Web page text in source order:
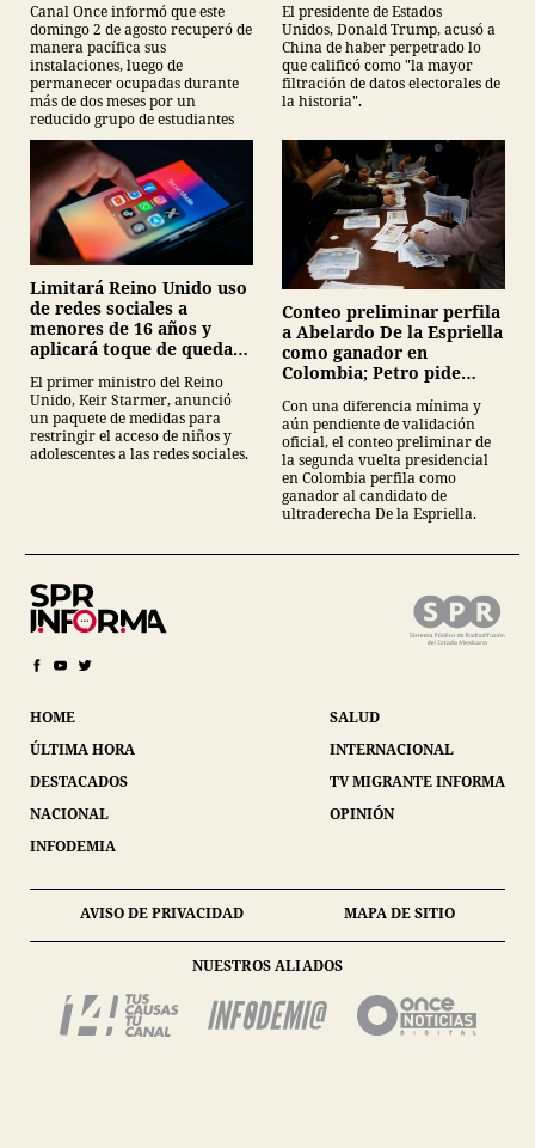
Canal Once informó que este
domingo 2 de agosto recuperó de
manera pacífica sus
instalaciones, luego de
permanecer ocupadas durante
más de dos meses por un
reducido grupo de estudiantes
El presidente de Estados
Unidos, Donald Trump, acusó a
China de haber perpetrado lo
que calificó como "la mayor
filtración de datos electorales de
la historia".
Limitará Reino Unido uso
de redes sociales a
menores de 16 años y
aplicará toque de queda
El primer ministro del Reino
Unido, Keir Starmer, anunció
un paquete de medidas para
restringir el acceso de niños y
adolescentes a las redes sociales.
Conteo preliminar perfila
a Abelardo De la Espriella
como ganador en
Colombia; Petro pide
denuncia posibles
irregularidades
Con una diferencia mínima y
aún pendiente de validación
oficial, el conteo preliminar de
la segunda vuelta presidencial
en Colombia perfila como
ganador al candidato de
ultraderecha De la Espriella.
HOME
ÚLTIMA HORA
DESTACADOS
NACIONAL
INFODEMIA
SALUD
INTERNACIONAL
TV MIGRANTE INFORMA
OPINIÓN
AVISO DE PRIVACIDAD MAPA DE SITIO
NUESTROS ALIADOS